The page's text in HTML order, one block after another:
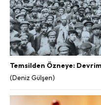
Temsilden Özneye:
(Deniz Gülşen)